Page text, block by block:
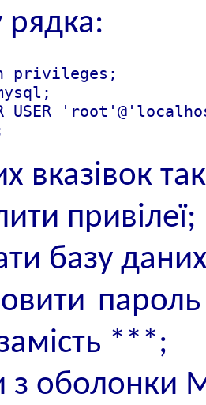
рядка:
privileges;
USER
вказівок
привілеї;
базу
***;
з оболонки